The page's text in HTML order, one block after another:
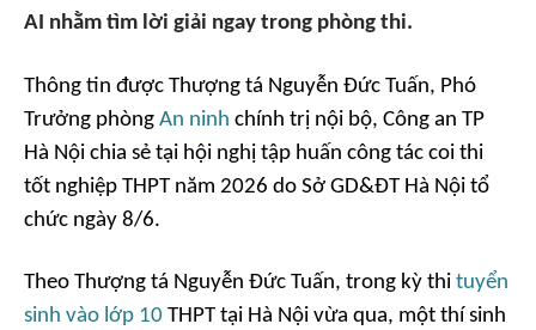
AI nhằm tìm lời giải ngay trong phòng thi.
Thông tin được Thượng tá Nguyễn Đức Tuấn, Phó
Trưởng phòng An ninh chính trị nội bộ, Công an TP
Hà Nội chia sẻ tại hội nghị tập huấn công tác coi thi
tốt nghiệp THPT năm 2026 do Sở GD&ĐT Hà Nội tổ
chức ngày 8/6.
Theo Thượng tá Nguyễn Đức Tuấn, trong kỳ thi tuyển
sinh vào lớp 10 THPT tại Hà Nội vừa qua, một thí sinh